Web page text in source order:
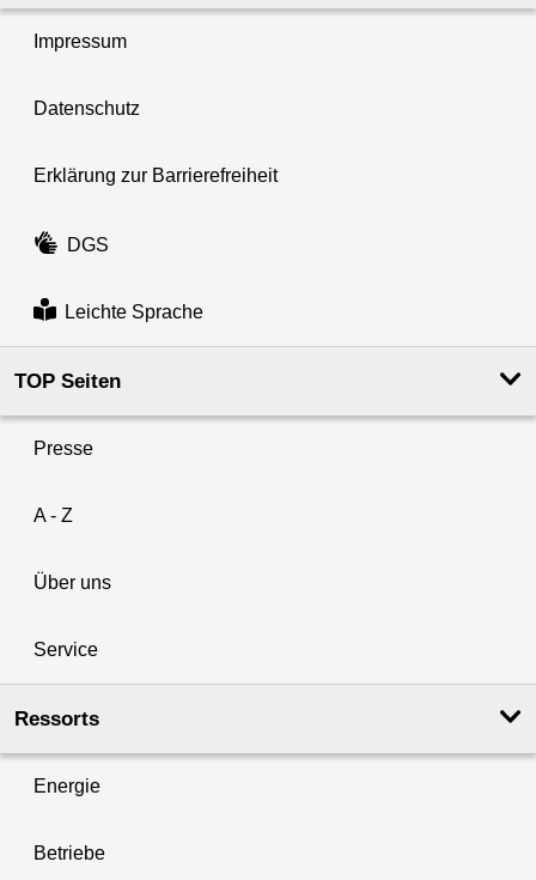
Impressum
Datenschutz
Erklärung zur Barrierefreiheit
DGS
Leichte Sprache
TOP Seiten
Presse
A - Z
Über uns
Service
Ressorts
Energie
Betriebe